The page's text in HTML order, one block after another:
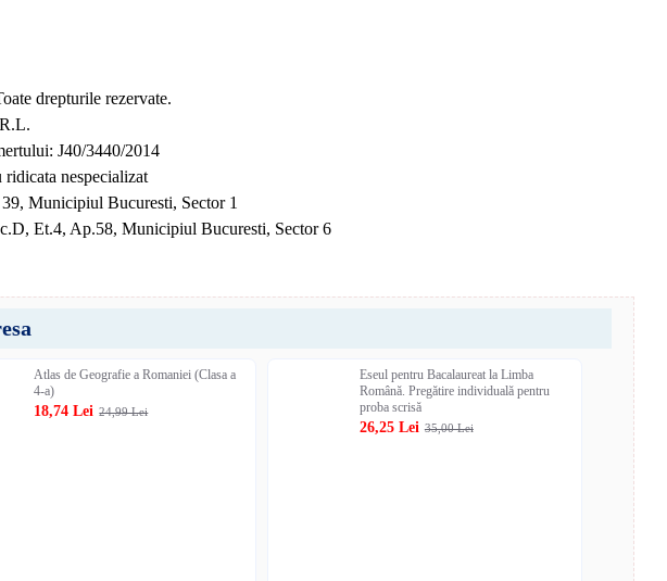
drepturile rezervate.
J40/3440/2014
nespecializat
Municipiul Bucuresti, Sector 1
Et.4, Ap.58, Municipiul Bucuresti, Sector 6
Atlas de Geografie a Romaniei (Clasa a
4-a)
18,74 Lei 24,99 Lei
Eseul pentru Bacalaureat la Limba
Română. Pregătire individuală pentru
proba scrisă
26,25 Lei 35,00 Lei